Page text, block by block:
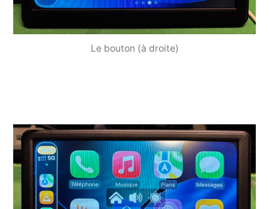
Le bouton (à droite)